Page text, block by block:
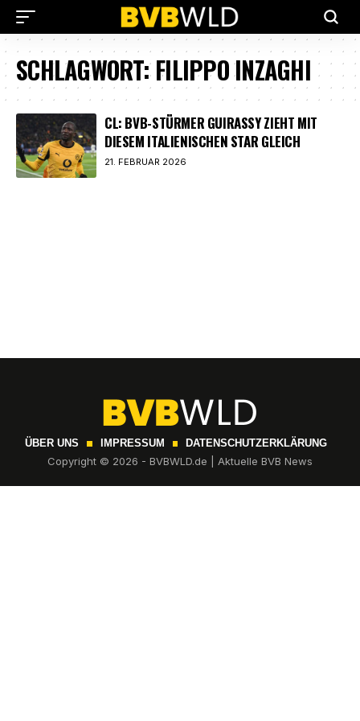
SCHLAGWORT:FILIPPO INZAGHI
CL: BVB-STÜRMER GUIRASSY ZIEHT MIT
DIESEM ITALIENISCHEN STAR GLEICH
21. FEBRUAR 2026
ÜBER UNS IMPRESSUM DATENSCHUTZERKLÄRUNG
Copyright © 2026 - BVBWLD.de | Aktuelle BVB News